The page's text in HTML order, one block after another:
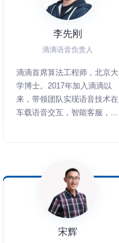
AAAI和IJCAI等）及杂志（如
TKDD、TKDE和TPAMI等）
担任程序委员会委员以及审稿
人。AAAI图神经网络和KDD
织者和演讲者。
李先刚
滴滴语音负责人
滴滴首席算法工程师，北京大
学博士。2017年加入滴滴以
来，带领团队实现语音技术在
车载语音交互，智能客服，语
宋辉